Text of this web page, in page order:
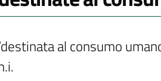
al consumo